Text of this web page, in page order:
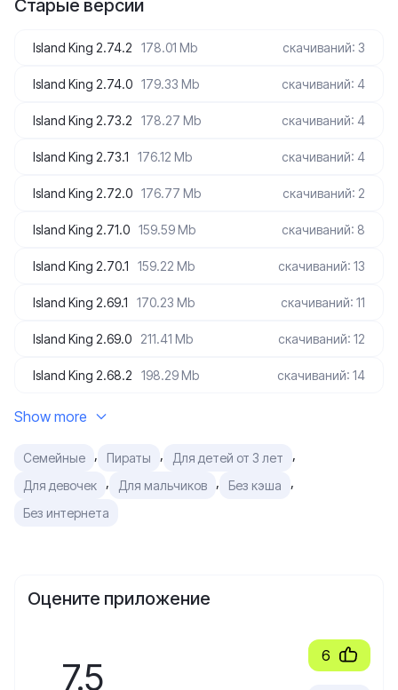
Старые версии
Island King 2.74.2 178.01 Mb скачиваний: 3
Island King 2.74.0 179.33 Mb скачиваний: 4
Island King 2.73.2 178.27 Mb скачиваний: 4
Island King 2.73.1 176.12 Mb скачиваний: 4
Island King 2.72.0 176.77 Mb скачиваний: 2
Island King 2.71.0 159.59 Mb скачиваний: 8
Island King 2.70.1 159.22 Mb скачиваний: 13
Island King 2.69.1 170.23 Mb скачиваний: 11
Island King 2.69.0 211.41 Mb скачиваний: 12
Island King 2.68.2 198.29 Mb скачиваний: 14
Show more
Семейные , Пираты , Для детей от 3 лет ,
Для девочек , Для мальчиков , Без кэша ,
Без интернета
Оцените приложение
7.5 6